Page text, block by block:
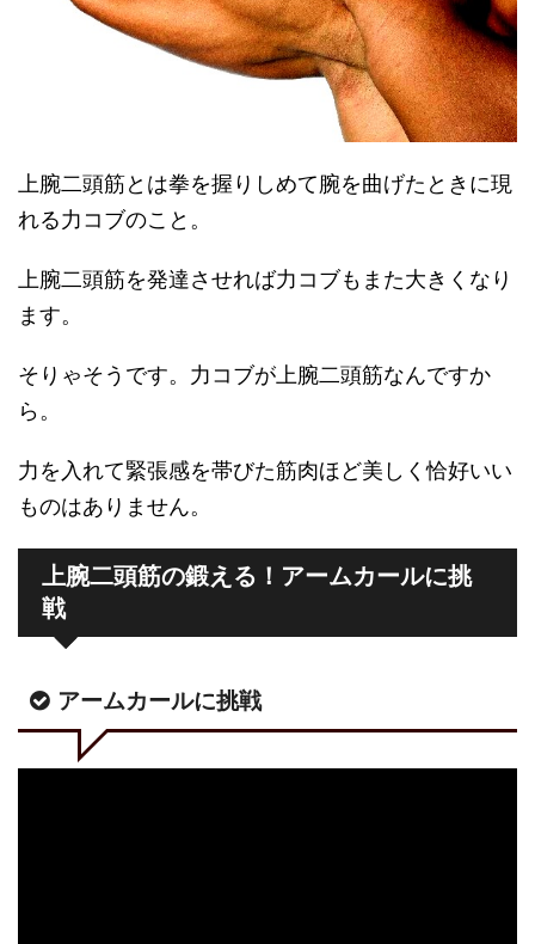
上腕二頭筋とは拳を握りしめて腕を曲げたときに現
れる力コブのこと。
上腕二頭筋を発達させれば力コブもまた大きくなり
ます。
そりゃそうです。力コブが上腕二頭筋なんですか
ら。
力を入れて緊張感を帯びた筋肉ほど美しく恰好いい
ものはありません。
上腕二頭筋の鍛える！アームカールに挑
戦
アームカールに挑戦